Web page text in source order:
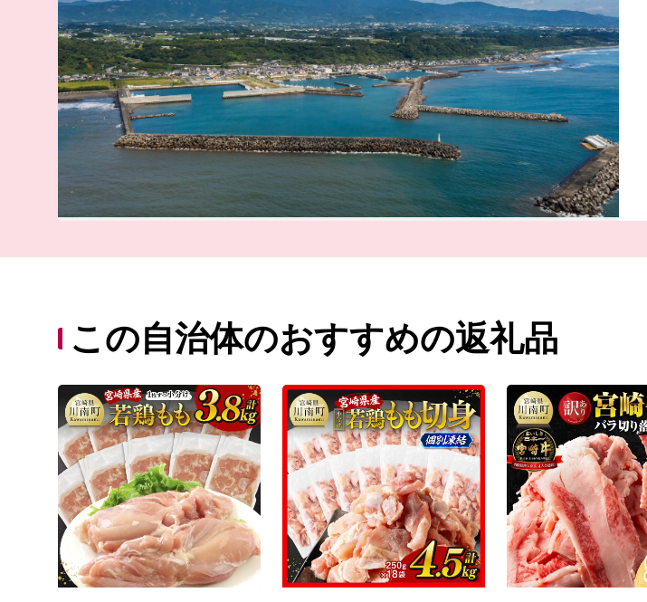
この自治体のおすすめの返礼品